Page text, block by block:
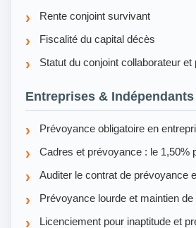
Rente conjoint survivant
Fiscalité du capital décès
Statut du conjoint collaborateur
Entreprises & Indépendants
Prévoyance obligatoire en
Cadres et prévoyance : le 1,50%
Auditer le contrat de prévoyance
Prévoyance lourde et maintien de
Licenciement pour inaptitude et